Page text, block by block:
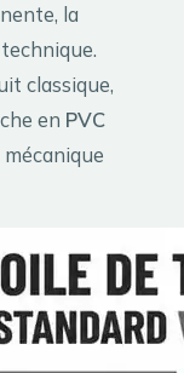
la
classique,
en PVC